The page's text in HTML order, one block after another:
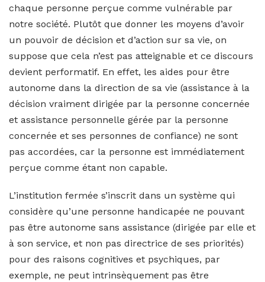
chaque personne perçue comme vulnérable par
notre société. Plutôt que donner les moyens d’avoir
un pouvoir de décision et d’action sur sa vie, on
suppose que cela n’est pas atteignable et ce discours
devient performatif. En effet, les aides pour être
autonome dans la direction de sa vie (assistance à la
décision vraiment dirigée par la personne concernée
et assistance personnelle gérée par la personne
concernée et ses personnes de confiance) ne sont
pas accordées, car la personne est immédiatement
perçue comme étant non capable.
L’institution fermée s’inscrit dans un système qui
considère qu’une personne handicapée ne pouvant
pas être autonome sans assistance (dirigée par elle et
à son service, et non pas directrice de ses priorités)
pour des raisons cognitives et psychiques, par
exemple, ne peut intrinsèquement pas être